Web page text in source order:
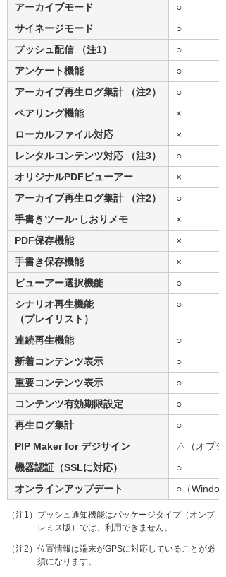
アーカイブモード
○
サイネージモード
○
プッシュ配信 （注1）
○
アンケート機能
○
アーカイブ再生ログ集計 （注2）
○
ペアリング機能
×
ローカルファイル対応
×
レンタルコンテンツ対応 （注3）
○
オリジナルPDFビューアー
×
アーカイブ再生ログ集計 （注2）
○
手書きツール･しおりメモ
×
PDF保存機能
×
手書き保存機能
×
ビューアー選択機能
○
シナリオ再生機能
（プレイリスト）
○
連続再生機能
○
新着コンテンツ表示
○
重要コンテンツ表示
○
コンテンツ有効期限設定
○
再生ログ集計
○
PIP Maker for デジサイン
△（オプシ
機器認証（SSLに対応）
○
オンラインアップデート
○（
（注1）プッシュ通知機能はパッケージタイプ（オンプ
レミス版）では、利用できません。
（注2）位置情報は端末がGPSに対応していることが必
須になります。